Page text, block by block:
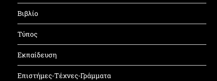
Βιβλίο
Τύπος
Εκπαίδευση
Επιστήμες-Τέχνες-Γράμματα